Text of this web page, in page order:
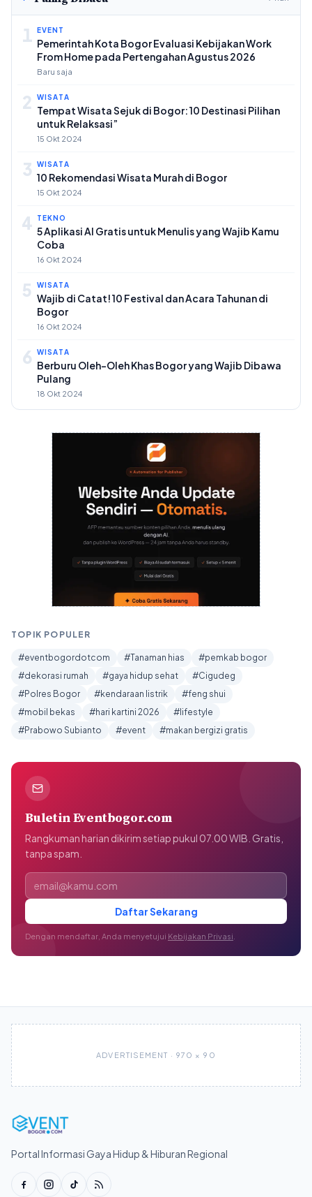
1 EVENT
Pemerintah Kota Bogor Evaluasi Kebijakan Work
From Home pada Pertengahan Agustus 2026
Baru saja
2 WISATA
Tempat Wisata Sejuk di Bogor: 10 Destinasi Pilihan
untuk Relaksasi”
15 Okt 2024
3 WISATA
10 Rekomendasi Wisata Murah di Bogor
15 Okt 2024
4 TEKNO
5 Aplikasi AI Gratis untuk Menulis yang Wajib Kamu
Coba
16 Okt 2024
5 WISATA
Wajib di Catat! 10 Festival dan Acara Tahunan di
Bogor
16 Okt 2024
6 WISATA
Berburu Oleh-Oleh Khas Bogor yang Wajib Dibawa
Pulang
18 Okt 2024
TOPIK POPULER
#eventbogordotcom #Tanaman hias
#pemkab bogor
#dekorasi rumah
#gaya hidup sehat
#Cigudeg
#Polres Bogor
#kendaraan listrik
#feng shui
#mobil bekas
#hari kartini 2026
#lifestyle
#Prabowo Subianto
#event #makan bergizi gratis
Buletin Eventbogor.com
Rangkuman harian dikirim setiap pukul 07.00 WIB. Gratis,
tanpa spam.
Alamat email
Daftar Sekarang
Dengan mendaftar, Anda menyetujui Kebijakan Privasi
ADVERTISEMENT · 970 × 90
Portal Informasi Gaya Hidup & Hiburan Regional